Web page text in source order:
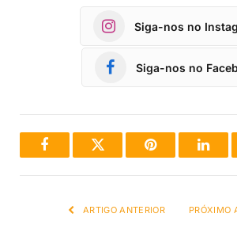
Siga-nos no
Siga-nos no
FacebookTwitter Pinterest
ARTIGO ANTERIOR PRÓXIMO